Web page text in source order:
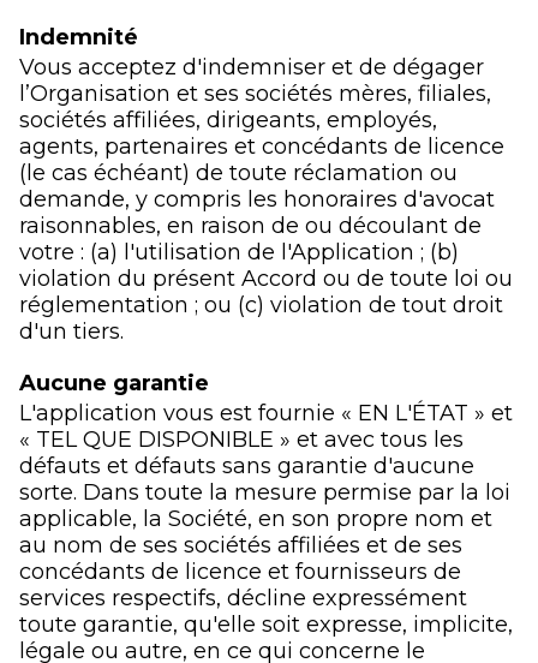
Indemnité
Vous acceptez d'indemniser et de dégager
l’Organisation et ses sociétés mères, filiales,
sociétés affiliées, dirigeants, employés,
agents, partenaires et concédants de licence
(le cas échéant) de toute réclamation ou
demande, y compris les honoraires d'avocat
raisonnables, en raison de ou découlant de
votre : (a) l'utilisation de l'Application ; (b)
violation du présent Accord ou de toute loi ou
réglementation ; ou (c) violation de tout droit
d'un tiers.
Aucune garantie
L'application vous est fournie « EN L'ÉTAT » et
« TEL QUE DISPONIBLE » et avec tous les
défauts et défauts sans garantie d'aucune
sorte. Dans toute la mesure permise par la loi
applicable, la Société, en son propre nom et
au nom de ses sociétés affiliées et de ses
concédants de licence et fournisseurs de
services respectifs, décline expressément
toute garantie, qu'elle soit expresse, implicite,
légale ou autre, en ce qui concerne le